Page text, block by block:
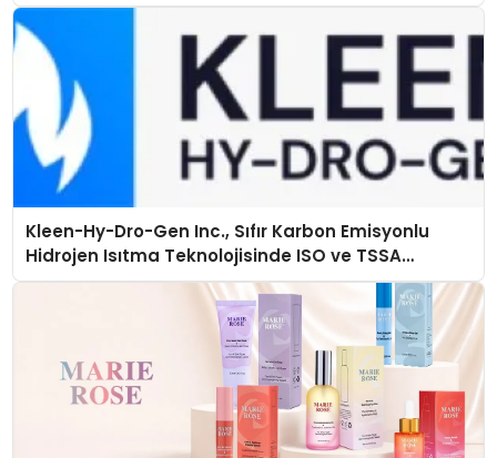
Kleen-Hy-Dro-Gen Inc., Sıfır Karbon Emisyonlu
Hidrojen Isıtma Teknolojisinde ISO ve TSSA
Düzenleyici Onaylarını Aldı